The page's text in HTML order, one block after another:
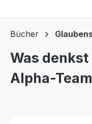
Bücher
Was
Alpha-